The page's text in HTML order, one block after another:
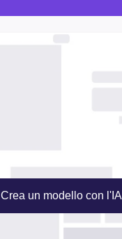
Crea un modello con l'IA